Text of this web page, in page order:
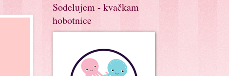
Sodelujem - kvačkam
hobotnice